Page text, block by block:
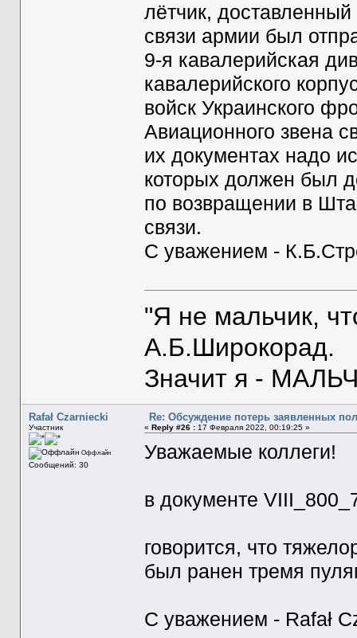
лётчик,
связи армии был
9-я кавалерийская
кавалерийского
войск Украинского
Авиационного звена
их документах надо
которых должен был
по возвращении в
связи.
С уважением -
"Я не мальчик,
А.Б.Широкорад.
Значит я -
Rafał Czarniecki
Участник
Оффлайн
Сообщений: 30
Re: Обсуждение потерь заявленных
« Reply #26 :17 Февраля 2022, 00:19:25 »
Уважаемые коллеги!
в документе
говорится, что
был ранен тремя
C уважением - Rafał